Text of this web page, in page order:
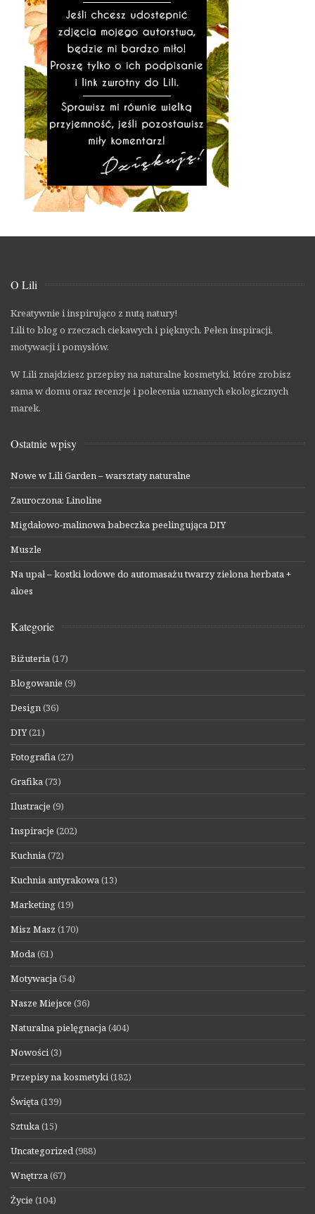
O Lili
Kreatywnie i inspirująco z nutą natury!
Lili to blog o rzeczach ciekawych i pięknych. Pełen inspiracji,
motywacji i pomysłów.
W Lili znajdziesz przepisy na naturalne kosmetyki, które zrobisz
sama w domu oraz recenzje i polecenia uznanych ekologicznych
marek.
Ostatnie wpisy
Nowe w Lili Garden – warsztaty naturalne
Zauroczona: Linoline
Migdałowo-malinowa babeczka peelingująca DIY
Muszle
Na upał – kostki lodowe do automasażu twarzy zielona herbata +
aloes
Kategorie
Biżuteria (17)
Blogowanie (9)
Design (36)
DIY(21)
Fotografia (27)
Grafika (73)
Ilustracje (9)
Inspiracje (202)
Kuchnia (72)
Kuchnia antyrakowa (13)
Marketing(19)
Misz Masz (170)
Moda (61)
Motywacja (54)
Nasze Miejsce (36)
Naturalna pielęgnacja (404)
Nowości (3)
Przepisy na kosmetyki (182)
Święta (139)
Sztuka (15)
Uncategorized (988)
Wnętrza (67)
Życie (104)